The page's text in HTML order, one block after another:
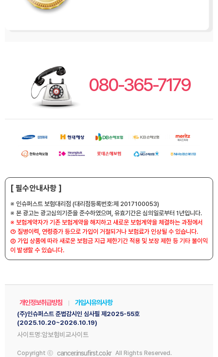
080-365-7179
[ 필수안내사항 ]
※ 인슈퍼스트 보험대리점 (대리점등록번호:제 2017100053)
※ 본 광고는 광고심의기준을 준수하였으며, 유효기간은 심의일로부터 1년입니다.
※ 보험계약자가 기존 보험계약을 해지하고 새로운 보험계약을 체결하는 과정에서
① 질병이력, 연령증가 등으로 가입이 거절되거나 보험료가 인상될 수 있습니다.
② 가입 상품에 따라 새로운 보험금 지급 제한기간 적용 및 보장 제한 등 기타 불이익
이 발생할 수 있습니다.
개인정보취급방침 가입시유의사항
(주)인슈퍼스트 준법감시인 심사필 제2025-55호
(2025.10.20~2026.10.19)
사이트명:암보험비교사이트
Copyright ⓒ cancer.insufirst.co.kr All Rights Reserved.